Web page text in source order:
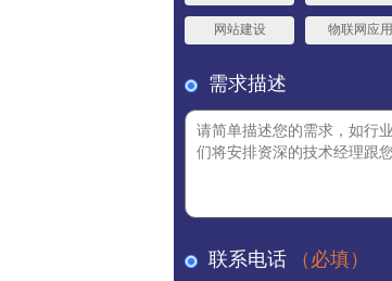
网站建设 物联网应用
需求描述
联系电话 （必填）